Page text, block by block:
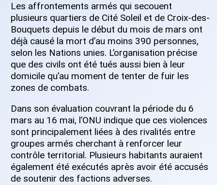
Les affrontements armés qui secouent
plusieurs quartiers de Cité Soleil et de Croix-des-
Bouquets depuis le début du mois de mars ont
déjà causé la mort d’au moins 390 personnes,
selon les Nations unies. L’organisation précise
que des civils ont été tués aussi bien à leur
domicile qu’au moment de tenter de fuir les
zones de combats.
Dans son évaluation couvrant la période du 6
mars au 16 mai, l’ONU indique que ces violences
sont principalement liées à des rivalités entre
groupes armés cherchant à renforcer leur
contrôle territorial. Plusieurs habitants auraient
également été exécutés après avoir été accusés
de soutenir des factions adverses.